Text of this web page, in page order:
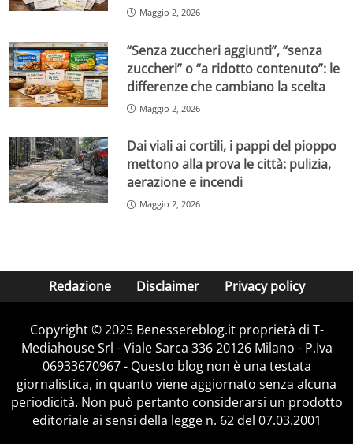
Maggio 2, 2026
“Senza zuccheri aggiunti”, “senza
zuccheri” o “a ridotto contenuto”: le
differenze che cambiano la scelta
Maggio 2, 2026
Dai viali ai cortili, i pappi del pioppo
mettono alla prova le città: pulizia,
aerazione e incendi
Maggio 2, 2026
Redazione Disclaimer Privacy policy
Copyright © 2025 Benessereblog.it proprietà di T-
Mediahouse Srl - Viale Sarca 336 20126 Milano - P.Iva
06933670967 - Questo blog non è una testata
giornalistica, in quanto viene aggiornato senza alcuna
periodicità. Non può pertanto considerarsi un prodotto
editoriale ai sensi della legge n. 62 del 07.03.2001